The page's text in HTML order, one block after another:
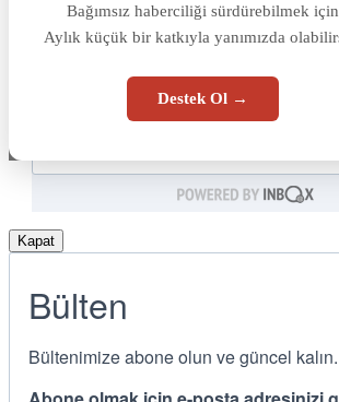
Bağımsız haberciliği sürdürebilmek için
Aylık küçük bir katkıyla yanımızda
Destek Ol →
Kapat